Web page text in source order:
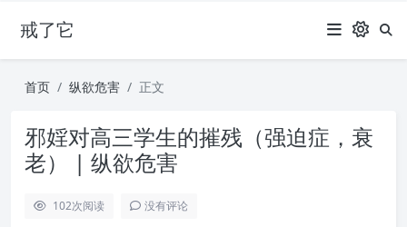
戒了它
首页 纵欲危害 正文
邪婬对高三学生的摧残（强迫症，衰
老） | 纵欲危害
102次阅读 没有评论